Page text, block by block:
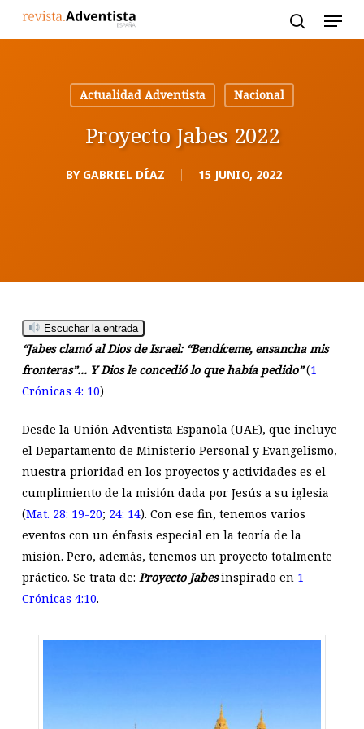
Actualidad Adventista
Nacional
Proyecto Jabes 2022
BY GABRIEL DÍAZ 15 JUNIO, 2022
Escuchar la entrada
“Jabes clamó al Dios de Israel: “Bendíceme, ensancha mis
fronteras”… Y Dios le concedió lo que había pedido”(1
Crónicas 4: 10)
Desde la Unión Adventista Española (UAE), que incluye
el Departamento de Ministerio Personal y Evangelismo,
nuestra prioridad en los proyectos y actividades es el
cumplimiento de la misión dada por Jesús a su iglesia
(Mat. 28: 19-20; 24: 14). Con ese fin, tenemos varios
eventos con un énfasis especial en la teoría de la
misión. Pero, además, tenemos un proyecto totalmente
práctico. Se trata de: Proyecto Jabesinspirado en 1
Crónicas 4:10.